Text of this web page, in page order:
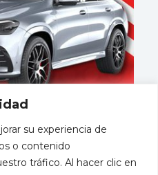
su experiencia de
o contenido
tráfico. Al hacer clic en